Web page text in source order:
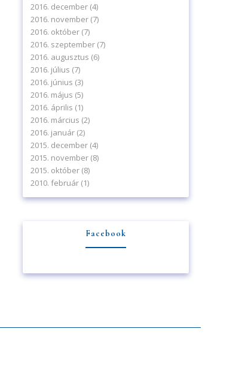
2016. december(4)
2016. november(7)
2016. október(7)
2016. szeptember(7)
2016. augusztus (6)
2016. július (7)
2016. június (3)
2016. május (5)
2016. április (1)
2016. március (2)
2016. január(2)
2015. december(4)
2015. november(8)
2015. október(8)
2010. február(1)
Facebook